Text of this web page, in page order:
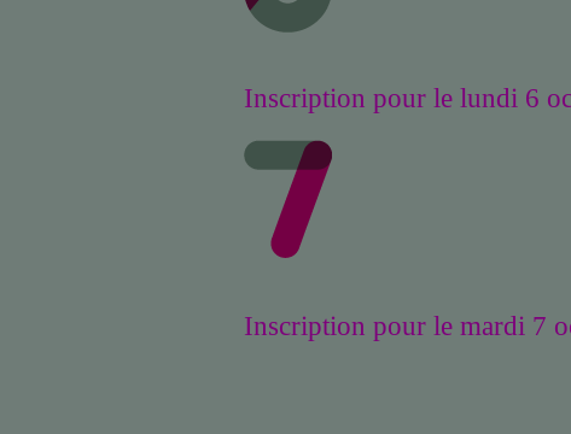
Inscription pour le lundi 6
Inscription pour le mardi 7